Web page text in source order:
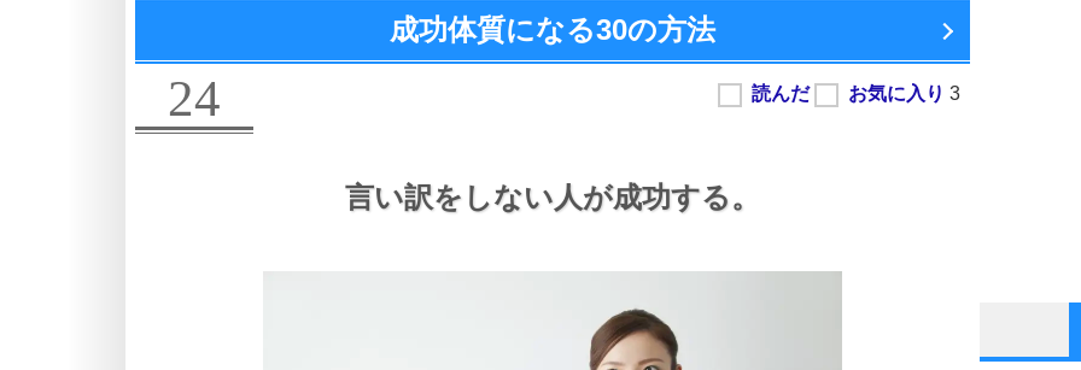
成功体質になる30の方法
24
言い訳をしない人が成功する。